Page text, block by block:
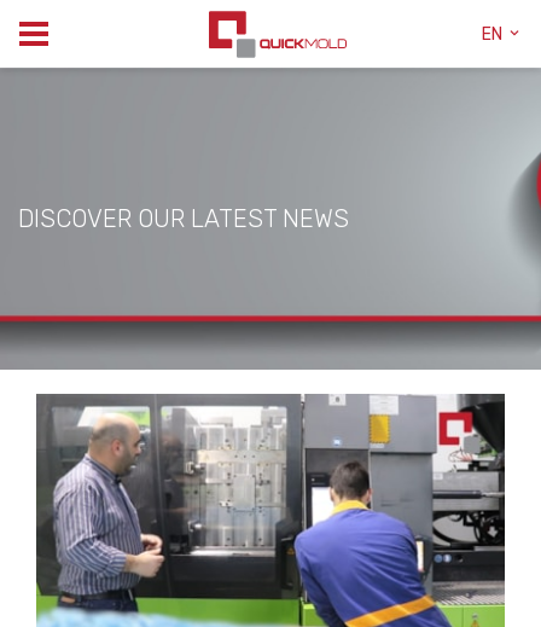
EN
DISCOVER OUR LATEST NEWS